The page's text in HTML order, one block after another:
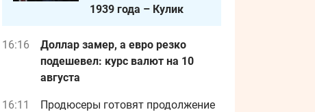
1939 года – Кулик
16:16
Доллар замер, а евро резко
подешевел: курс валют на 10
августа
16:11
Продюсеры готовят продолжение